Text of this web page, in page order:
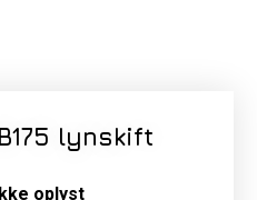
lynskift
oplyst